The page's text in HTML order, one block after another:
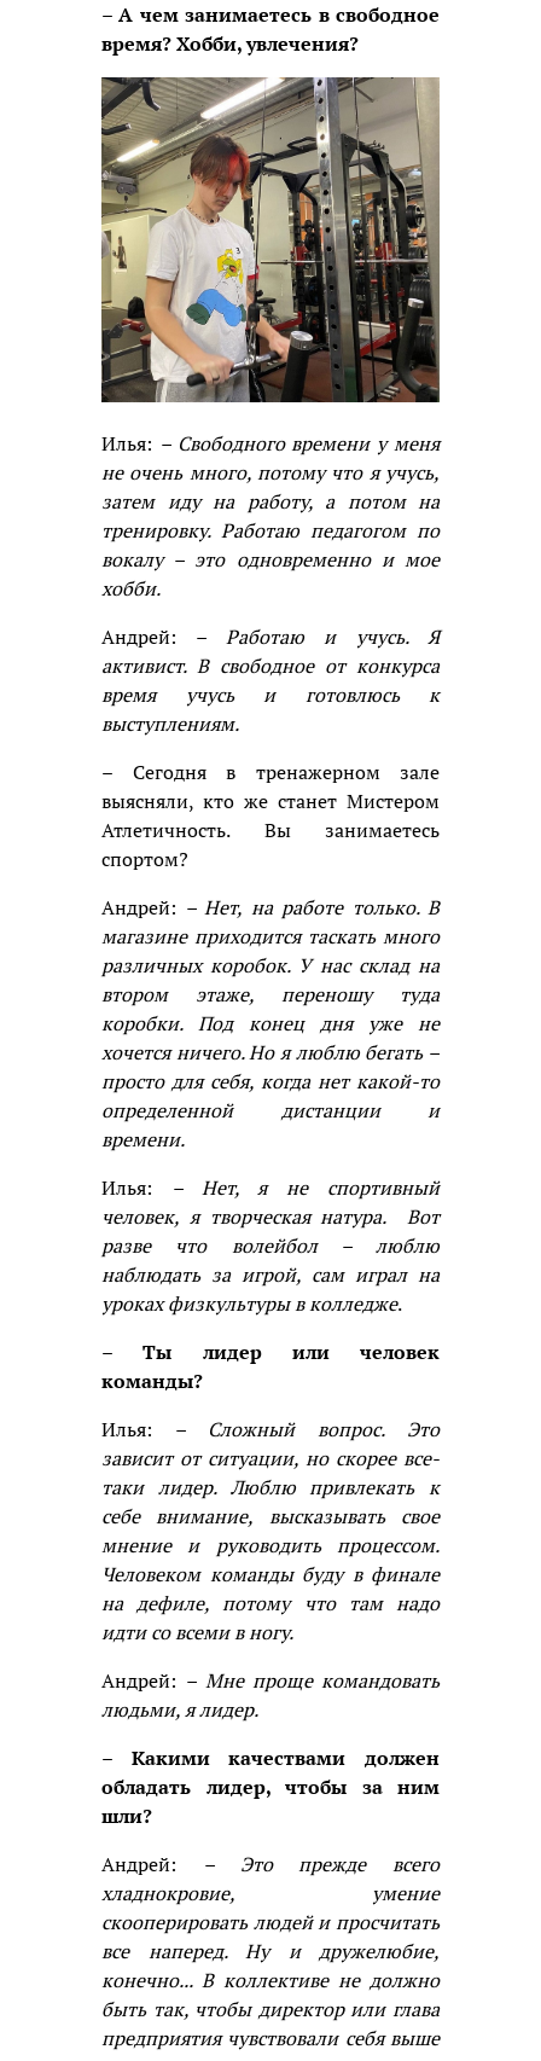
– А чем занимаетесь в свободное
время? Хобби, увлечения?
Илья: – Свободного времени у меня
не очень много, потому что я учусь,
затем иду на работу, а потом на
тренировку. Работаю педагогом по
вокалу – это одновременно и мое
хобби.
Андрей: – Работаю и учусь. Я
активист. В свободное от конкурса
время учусь и готовлюсь к
выступлениям.
– Сегодня в тренажерном зале
выясняли, кто же станет Мистером
Атлетичность. Вы занимаетесь
спортом?
Андрей: – Нет, на работе только. В
магазине приходится таскать много
различных коробок. У нас склад на
втором этаже, переношу туда
коробки. Под конец дня уже не
хочется ничего. Но я люблю бегать –
просто для себя, когда нет какой-то
определенной дистанции и
времени.
Илья: – Нет, я не спортивный
человек, я творческая натура. Вот
разве что волейбол – люблю
наблюдать за игрой, сам играл на
уроках физкультуры в колледже.
– Ты лидер или человек
команды?
Илья: – Сложный вопрос. Это
зависит от ситуации, но скорее все-
таки лидер. Люблю привлекать к
себе внимание, высказывать свое
мнение и руководить процессом.
Человеком команды буду в финале
на дефиле, потому что там надо
идти со всеми в ногу.
Андрей: – Мне проще командовать
людьми, я лидер.
– Какими качествами должен
обладать лидер, чтобы за ним
шли?
Андрей:
– Это прежде всего
хладнокровие, умение
скооперировать людей и просчитать
все наперед. Ну и дружелюбие,
конечно... В коллективе не должно
быть так, чтобы директор или глава
предприятия чувствовали себя выше